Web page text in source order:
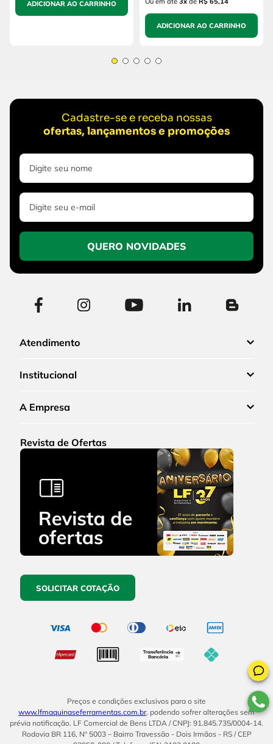
ADICIONAR AO CARRINHO
ADICIONAR AO CARRINHO
Cadastre-se e receba nossas
ofertas, lançamentos e promoções
QUERO NOVIDADES
Atendimento
Institucional
A Empresa
Revista de Ofertas
SOLICITAR COTAÇÃO
Preços e condições exclusivos para o site
www.lfmaquinaseferramentas.com.br, podendo sofrer alterações sem
prévia notificação. LF Comercial de Bens LTDA / CNPJ: 91.845.735/0004-14.
Rodovia BR 116, Nº 5003 – Bairro Travessão - Dois Irmãos - RS / CEP